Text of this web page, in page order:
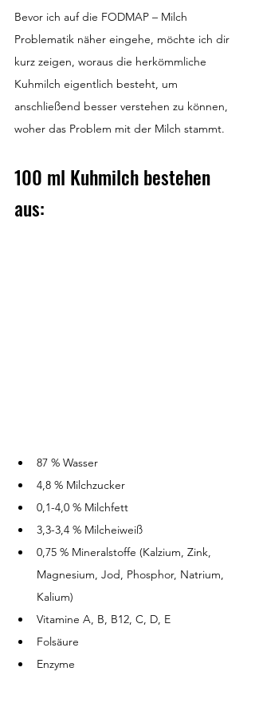
Bevor ich auf die FODMAP – Milch
Problematik näher eingehe, möchte ich dir
kurz zeigen, woraus die herkömmliche
Kuhmilch eigentlich besteht, um
anschließend besser verstehen zu können,
woher das Problem mit der Milch stammt.
100 ml Kuhmilch bestehen
aus:
87 % Wasser
4,8 % Milchzucker
0,1-4,0 % Milchfett
3,3-3,4 % Milcheiweiß
0,75 % Mineralstoffe (Kalzium, Zink,
Magnesium, Jod, Phosphor, Natrium,
Kalium)
Vitamine A, B, B12, C, D, E
Folsäure
Enzyme